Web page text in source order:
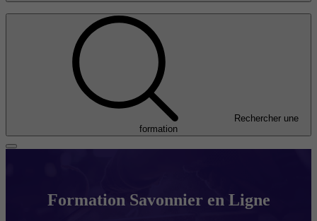
Rechercher une
formation
Formation Savonnier en Ligne